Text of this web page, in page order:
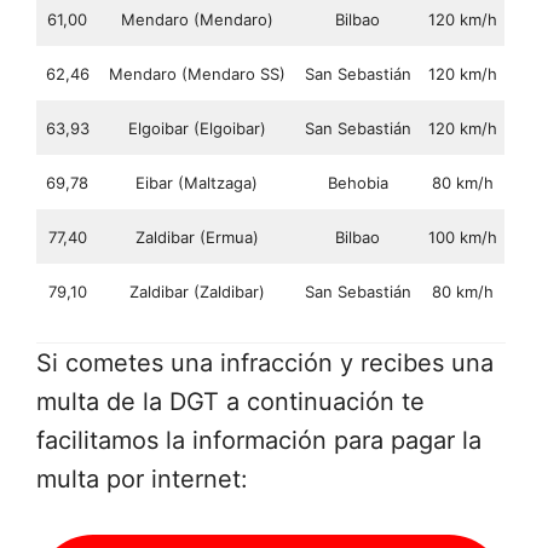
61,00 Mendaro (Mendaro) Bilbao 120 km/h
62,46 Mendaro (Mendaro SS) San Sebastián 120 km/h
63,93 Elgoibar (Elgoibar) San Sebastián 120 km/h
69,78 Eibar (Maltzaga) Behobia 80 km/h
77,40 Zaldibar (Ermua) Bilbao 100 km/h
79,10 Zaldibar (Zaldibar) San Sebastián 80 km/h
Si cometes una infracción y recibes una
multa de la DGT a continuación te
facilitamos la información para pagar la
multa por internet: